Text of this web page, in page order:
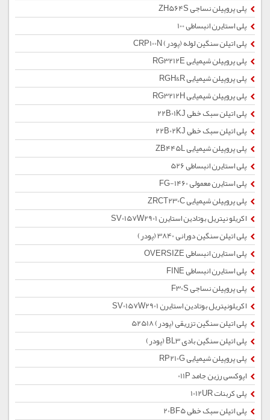
پلی پروپیلن نساجی ZH564S
پلی استایرن انبساطی 100
پلی اتیلن سنگین لوله (پودر) CRP100N
پلی پروپیلن شیمیایی RG3212E
پلی پروپیلن شیمیایی RGH&R
پلی پروپیلن شیمیایی RG3212H
پلی اتیلن سبک خطی 22B01KJ
پلی اتیلن سبک خطی 22B02KJ
پلی پروپیلن شیمیایی ZB445L
پلی استایرن انبساطی 526
پلی استایرن معمولی 1460-FG
پلی پروپیلن شیمیایی ZRCT230C
اکریلو نیتریل بوتادین استایرن SV0157W2901
پلی اتیلن سنگین دورانی 3840 (پودر)
پلی استایرن انبساطی OVERSIZE
پلی استایرن انبساطی FINE
پلی پروپیلن نساجی F30S
اکریلونیتریل بوتادین استایرن SV0157W2901
پلی اتیلن سنگین تزریقی (پودر) 52518
پلی اتیلن سنگین بادی BL3 (پودر)
پلی پروپیلن شیمیایی RP210G
اپوکسی رزین جامد 011P
پلی کربنات 1012UR
پلی اتیلن سبک خطی 20BF5